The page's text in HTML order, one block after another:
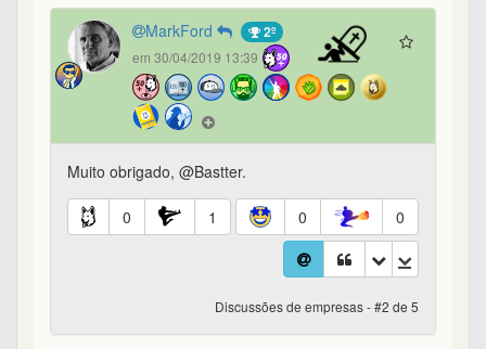
MarkFord 2º
em 30/04/2019 13:39
Muito obrigado, @Bastter.
0 1 0 0
Discussões de empresas - #2 de 5